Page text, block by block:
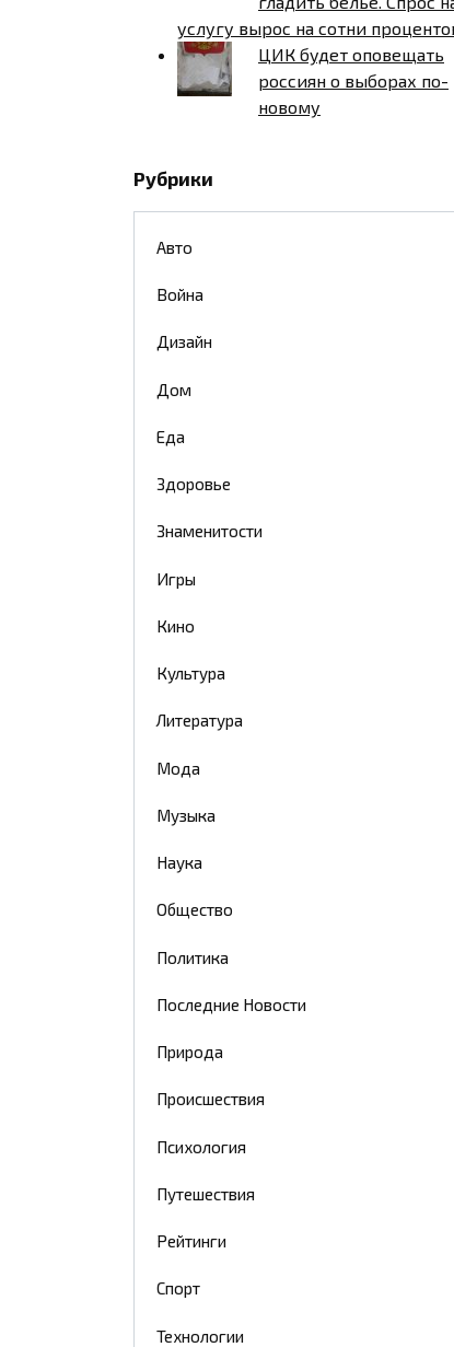
услугу вырос на сотни
ЦИК будет оповещать
россиян о выборах по-
новому
Рубрики
Авто
Война
Дизайн
Дом
Еда
Здоровье
Знаменитости
Игры
Кино
Культура
Литература
Мода
Музыка
Наука
Общество
Политика
Последние Новости
Природа
Происшествия
Психология
Путешествия
Рейтинги
Спорт
Технологии